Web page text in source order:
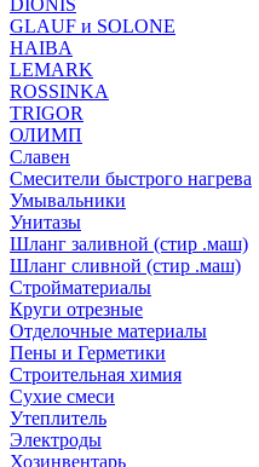
DIONIS
GLAUF и SOLONE
HAIBA
LEMARK
ROSSINKA
TRIGOR
ОЛИМП
Славен
Смесители быстрого нагрева
Умывальники
Унитазы
Шланг заливной (стир .маш)
Шланг сливной (стир .маш)
Стройматериалы
Круги отрезные
Отделочные материалы
Пены и Герметики
Строительная химия
Сухие смеси
Утеплитель
Электроды
Хозинвентарь